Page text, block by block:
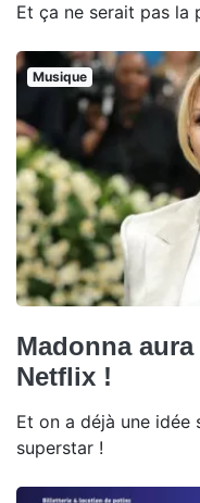
Et ça ne serait pas la
Musique
Madonna
Netflix !
Et on a déjà une
superstar !